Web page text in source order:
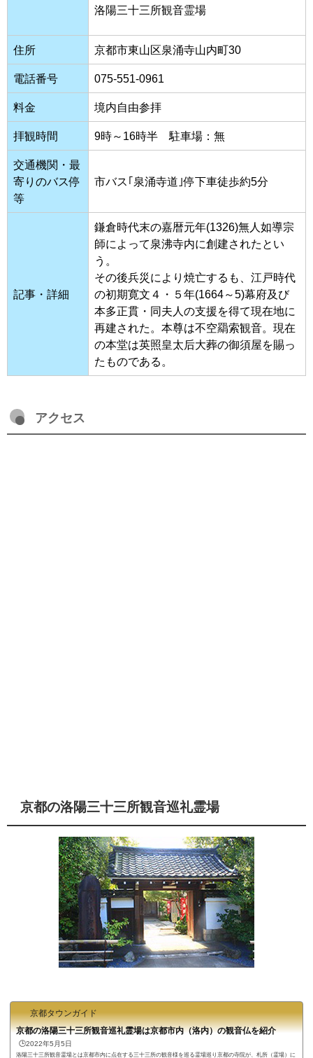
洛陽三十三所観音霊場
住所 京都市東山区泉涌寺山内町30
電話番号 075-551-0961
料金 境内自由参拝
拝観時間 9時～16時半 駐車場：無
交通機関・最
寄りのバス停
等
市バス｢泉涌寺道｣停下車徒歩約5分
記事・詳細
鎌倉時代末の嘉暦元年(1326)無人如導宗
師によって泉沸寺内に創建されたとい
う。
その後兵災により焼亡するも、江戸時代
の初期寛文４・５年(1664～5)幕府及び
本多正貫・同夫人の支援を得て現在地に
再建された。本尊は不空羂索観音。現在
の本堂は英照皇太后大葬の御須屋を賜っ
たものである。
アクセス
京都の洛陽三十三所観音巡礼霊場
京都タウンガイド
京都の洛陽三十三所観音巡礼霊場は京都市内（洛内）の観音仏を紹介
🕒️2022年5月5日
洛陽三十三所観音霊場とは京都市内に点在する三十三所の観音様を巡る霊場巡り京都の寺院が、札所（霊場）に